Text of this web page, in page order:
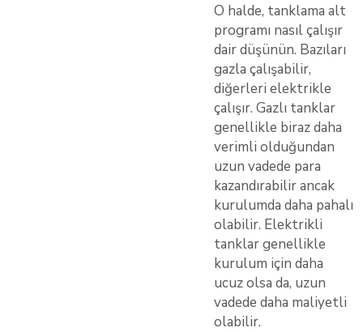
O halde, tanklama alt
programı nasıl çalışır
dair düşünün. Bazıları
gazla çalışabilir,
diğerleri elektrikle
çalışır. Gazlı tanklar
genellikle biraz daha
verimli olduğundan
uzun vadede para
kazandırabilir ancak
kurulumda daha pahalı
olabilir. Elektrikli
tanklar genellikle
kurulum için daha
ucuz olsa da, uzun
vadede daha maliyetli
olabilir.